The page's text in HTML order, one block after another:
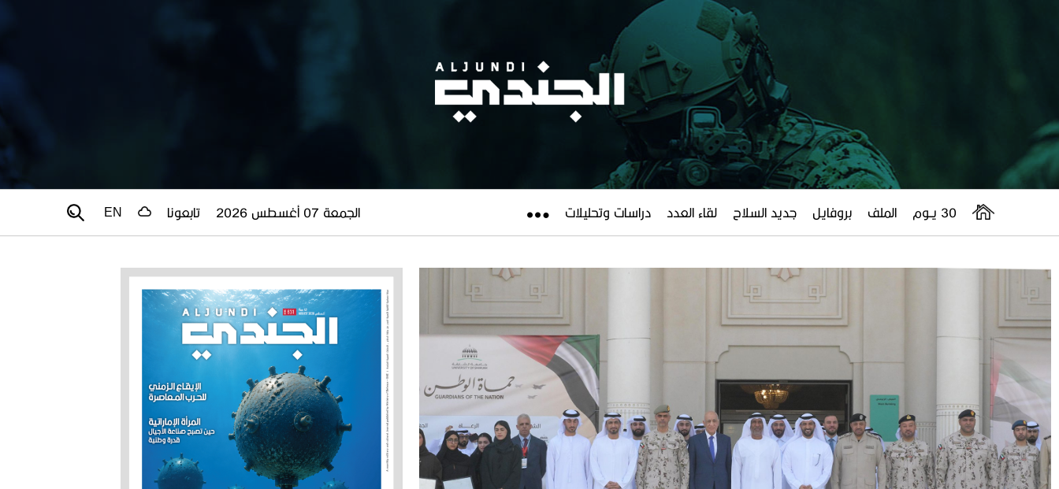
30 يــوم الملف بروفايل جديد السلاح لقاء العدد دراسات وتحليلات الجمعة 07 أغسطس 2026 تابعونا EN